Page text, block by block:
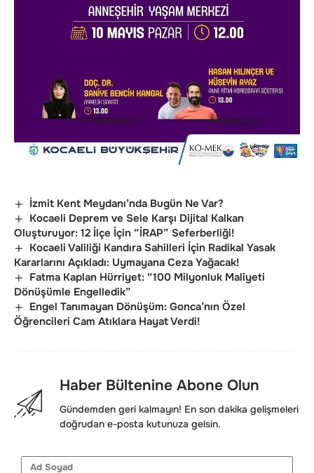
İzmit Kent Meydanı’nda Bugün Ne Var?
Kocaeli Deprem ve Sele Karşı Dijital Kalkan
Oluşturuyor: 12 İlçe İçin “İRAP” Seferberliği!
Kocaeli Valiliği Kandıra Sahilleri İçin Radikal Yasak
Kararlarını Açıkladı: Uymayana Ceza Yağacak!
Fatma Kaplan Hürriyet: “100 Milyonluk Maliyeti
Dönüşümle Engelledik”
Engel Tanımayan Dönüşüm: Gonca’nın Özel
Öğrencileri Cam Atıklara Hayat Verdi!
Haber Bültenine Abone Olun
Gündemden geri kalmayın! En son dakika gelişmeleri
doğrudan e-posta kutunuza gelsin.